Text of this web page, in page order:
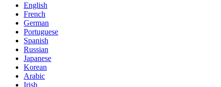
English
French
German
Portuguese
Spanish
Russian
Japanese
Korean
Arabic
Irish